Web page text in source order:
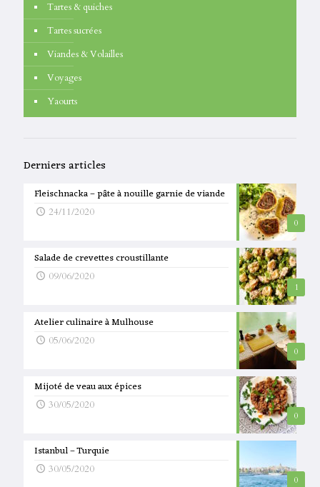
Tartes & quiches
Tartes sucrées
Viandes & Volailles
Voyages
Yaourts
Derniers articles
0
Fleischnacka – pâte à nouille garnie de viande
24/11/2020
1
Salade de crevettes croustillante
09/06/2020
0
Atelier culinaire à Mulhouse
05/06/2020
0
Mijoté de veau aux épices
30/05/2020
0
Istanbul – Turquie
30/05/2020